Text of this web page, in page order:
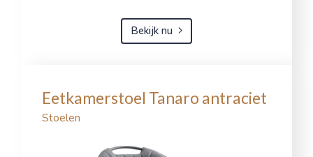
Bekijk nu
Eetkamerstoel Tanaro antraciet
Stoelen